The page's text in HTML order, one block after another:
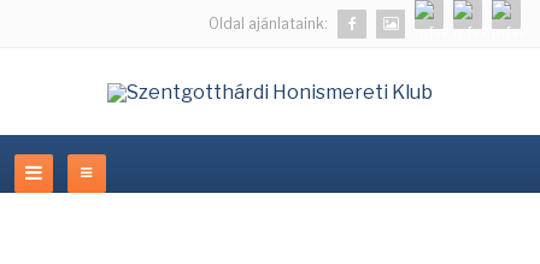
Oldal ajánlataink: